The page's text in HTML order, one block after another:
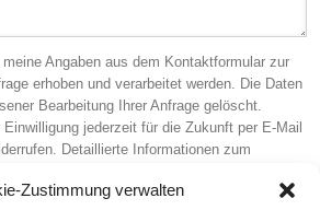
Zustimmung verwalten
Angaben aus dem Kontaktformular zur
erhoben und verarbeitet werden. Die Daten
Bearbeitung Ihrer Anfrage gelöscht.
jederzeit für die Zukunft per E-Mail
Detaillierte Informationen zum